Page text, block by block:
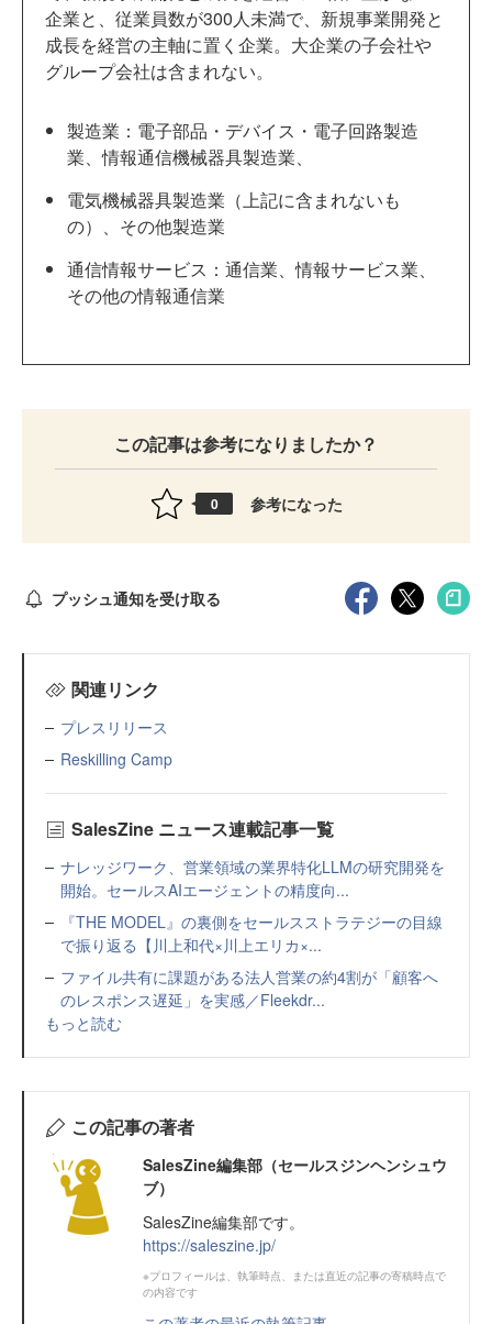
企業と、従業員数が300人未満で、新規事業開発と
成長を経営の主軸に置く企業。大企業の子会社や
グループ会社は含まれない。
製造業：電子部品・デバイス・電子回路製造
業、情報通信機械器具製造業、
電気機械器具製造業（上記に含まれないも
の）、その他製造業
通信情報サービス：通信業、情報サービス業、
その他の情報通信業
この記事は参考になりましたか？
0 参考になった
プッシュ通知を受け取る
関連リンク
プレスリリース
Reskilling Camp
SalesZine ニュース連載記事一覧
ナレッジワーク、営業領域の業界特化LLMの研究開発を
開始。セールスAIエージェントの精度向...
『THE MODEL』の裏側をセールスストラテジーの目線
で振り返る【川上和代×川上エリカ×...
ファイル共有に課題がある法人営業の約4割が「顧客へ
のレスポンス遅延」を実感／Fleekdr...
もっと読む
この記事の著者
SalesZine編集部（セールスジンヘンシュウ
ブ）
SalesZine編集部です。
https://saleszine.jp/
※プロフィールは、執筆時点、または直近の記事の寄稿時点で
の内容です